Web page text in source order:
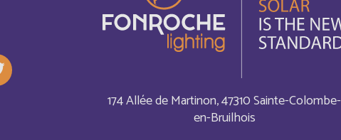
174 Allée de Martinon, 47310 Sainte-Colombe-
en-Bruilhois
Français Cook Islands
Français Cuba